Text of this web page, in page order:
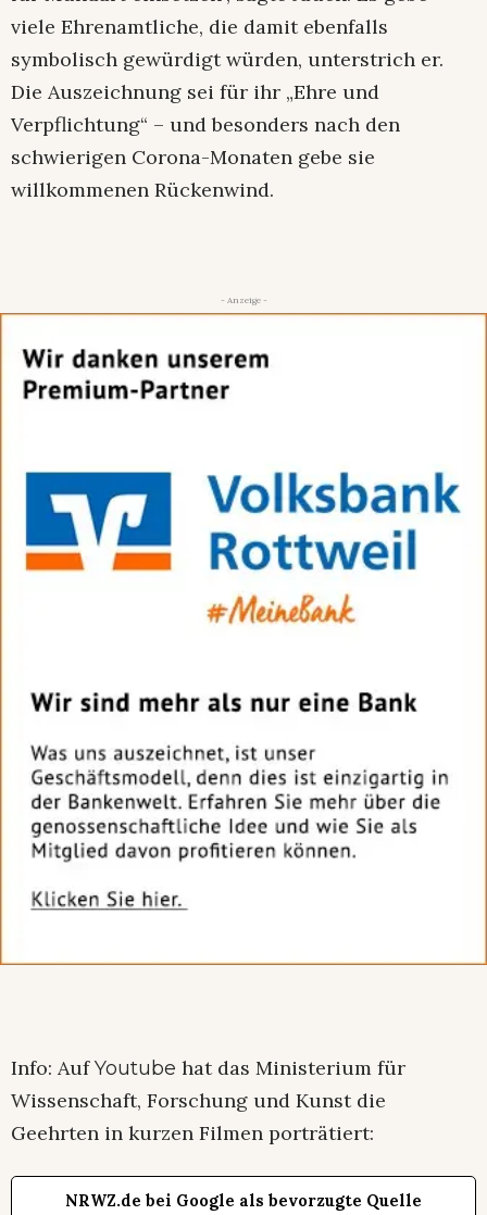
viele Ehrenamtliche, die damit ebenfalls
symbolisch gewürdigt würden, unterstrich er.
Die Auszeichnung sei für ihr „Ehre und
Verpflichtung“ – und besonders nach den
schwierigen Corona-Monaten gebe sie
willkommenen Rückenwind.
- Anzeige -
Info: AufYoutube hat das Ministerium für
Wissenschaft, Forschung und Kunst die
Geehrten in kurzen Filmen porträtiert:
NRWZ.de bei Google als bevorzugte Quelle